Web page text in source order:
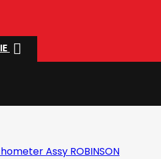

Assy ROBINSON